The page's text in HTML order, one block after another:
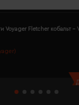
Voyager Fletcher кобальт -